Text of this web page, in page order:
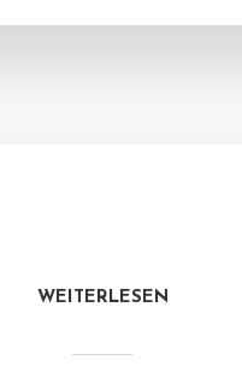
WEITERLESEN